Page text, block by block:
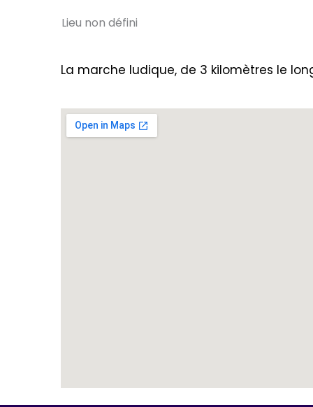
Lieu non défini
La marche ludique, de 3 kilomètres le